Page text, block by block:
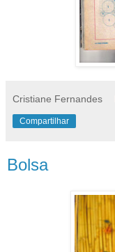
Cristiane Fernandes
Compartilhar
Bolsa